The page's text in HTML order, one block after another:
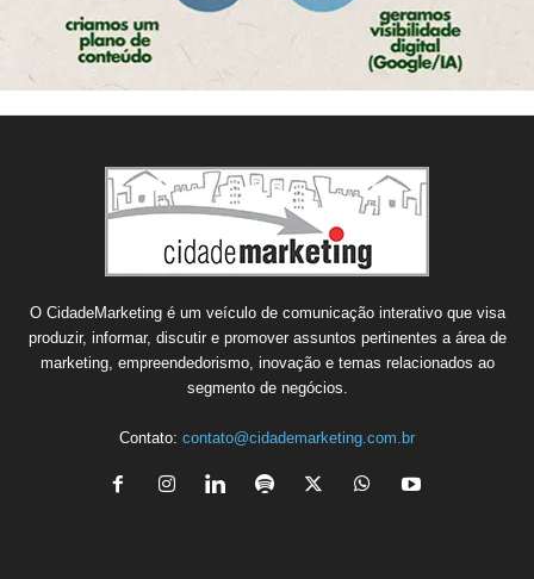
O CidadeMarketing é um veículo de comunicação interativo que visa
produzir, informar, discutir e promover assuntos pertinentes a área de
marketing, empreendedorismo, inovação e temas relacionados ao
segmento de negócios.
Contato: contato@cidademarketing.com.br